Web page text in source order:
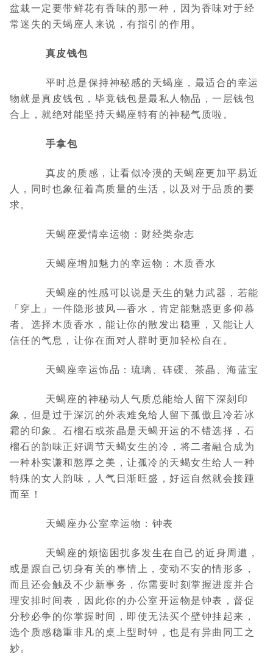
盆栽一定要带鲜花有香味的那一种，因为香味对于经
常迷失的天蝎座人来说，有指引的作用。
真皮钱包
平时总是保持神秘感的天蝎座，最适合的幸运
物就是真皮钱包，毕竟钱包是最私人物品，一层钱包
合上，就绝对能坚持天蝎座特有的神秘气质啦。
手拿包
真皮的质感，让看似冷漠的天蝎座更加平易近
人，同时也象征着高质量的生活，以及对于品质的要
求。
天蝎座爱情幸运物：财经类杂志
天蝎座增加魅力的幸运物：木质香水
天蝎座的性感可以说是天生的魅力武器，若能
「穿上」一件隐形披风—香水，肯定能魅惑更多仰慕
者。选择木质香水，能让你的散发出稳重，又能让人
信任的气息，让你在面对人群时更加轻松自在。
天蝎座幸运饰品：琉璃、砗磲、茶晶、海蓝宝
天蝎座的神秘动人气质总能给人留下深刻印
象，但是过于深沉的外表难免给人留下孤傲且冷若冰
霜的印象。石榴石或茶晶是天蝎开运的不错选择，石
榴石的韵味正好调节天蝎女生的冷，将二者融合成为
一种朴实谦和憨厚之美，让孤冷的天蝎女生给人一种
特殊的女人韵味，人气日渐旺盛，好运自然就会接踵
而至！
天蝎座办公室幸运物：钟表
天蝎座的烦恼困扰多发生在自己的近身周遭，
或是跟自己切身有关的事情上，变动不安的情形多，
而且还会触及不少新事务，你需要时刻掌握进度并合
理安排时间表，因此你的办公室开运物是钟表，督促
分秒必争的你掌握时间，即使无法买个壁钟挂起来，
选个质感稳重非凡的桌上型时钟，也是有异曲同工之
妙。